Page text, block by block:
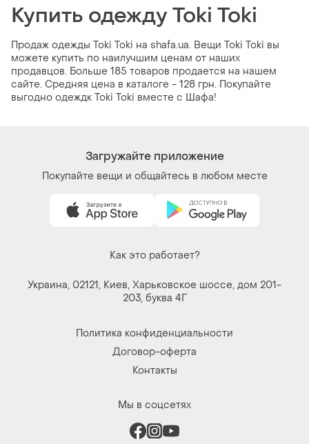
Купить одежду Toki Toki
Продаж одежды Toki Toki на shafa.ua. Вещи Toki Toki вы
можете купить по наилучшим ценам от наших
продавцов. Больше 185 товаров продается на нашем
сайте. Средняя цена в каталоге - 128 грн. Покупайте
выгодно одеждк Toki Toki вместе с Шафа!
Загружайте приложение
Покупайте вещи и общайтесь в любом месте
Как это работает?
Украина, 02121, Киев, Харьковское шоссе, дом 201-
203, буква 4Г
Политика конфиденциальности
Договор-оферта
Контакты
Мы в соцсетях